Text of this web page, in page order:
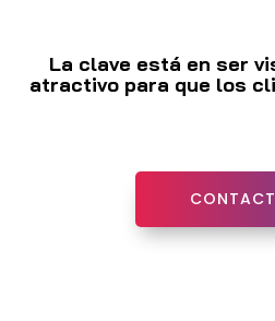
La clave está en ser
atractivo para que los